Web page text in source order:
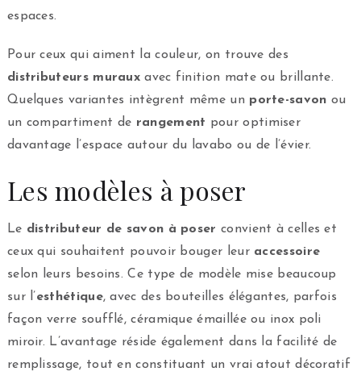
espaces.
Pour ceux qui aiment la couleur, on trouve des
distributeurs muraux avec finition mate ou brillante.
Quelques variantes intègrent même un porte-savon ou
un compartiment de rangement pour optimiser
davantage l’espace autour du lavabo ou de l’évier.
Les modèles à poser
Le distributeur de savon à poser convient à celles et
ceux qui souhaitent pouvoir bouger leur accessoire
selon leurs besoins. Ce type de modèle mise beaucoup
sur l’esthétique, avec des bouteilles élégantes, parfois
façon verre soufflé, céramique émaillée ou inox poli
miroir. L’avantage réside également dans la facilité de
remplissage, tout en constituant un vrai atout décoratif